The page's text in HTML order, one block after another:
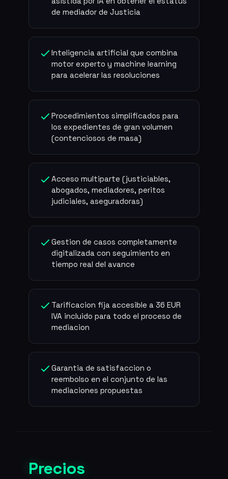
de mediador de Justicia
Inteligencia artificial que combina
motor experto y machine learning
para acelerar las resoluciones
Procedimientos simplificados para
los expedientes de gran volumen
(contenciosos de masa)
Acceso multiparte (justiciables,
abogados, mediadores, peritos
judiciales, aseguradoras)
Gestion de casos completamente
digitalizada con seguimiento en
tiempo real del avance
Tarificacion fija accesible a 36 EUR
IVA incluido para todo el proceso de
mediacion
Garantia de satisfaccion o
reembolso en el conjunto de las
mediaciones propuestas
Precios